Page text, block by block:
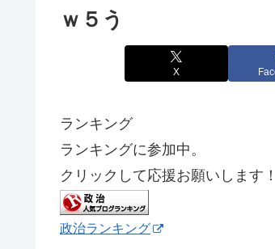
ｗ５う
X
ランキング
ランキングに参加中。
クリックして応援お願いします！
政治ランキング